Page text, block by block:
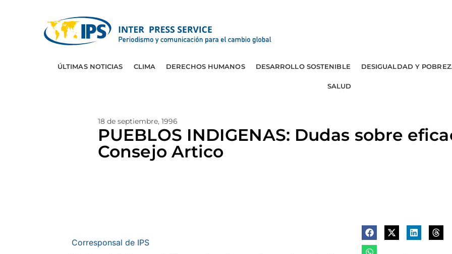
ÚLTIMAS NOTICIAS CLIMA DERECHOS HUMANOS DESARROLLO SOSTENIBLE DESIGUALDAD Y
SALUD
18 de septiembre, 1996
PUEBLOS INDIGENAS: Dudas sobre
Consejo Artico
Corresponsal de IPS